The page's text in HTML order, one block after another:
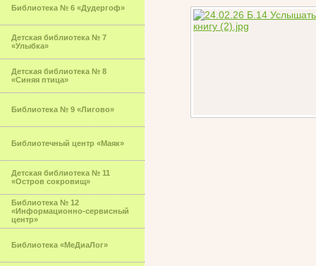
Библиотека № 6 «Дудергоф»
Детская библиотека № 7
«Улыбка»
Детская библиотека № 8
«Синяя птица»
Библиотека № 9 «Лигово»
Библиотечный центр «Маяк»
Детская библиотека № 11
«Остров сокровищ»
Библиотека № 12
«Информационно-сервисный
центр»
Библиотека «МеДиаЛог»